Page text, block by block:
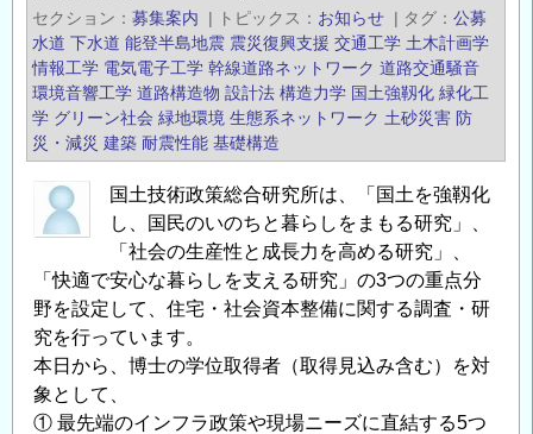
セクション
募集案内 | トピックス お知らせ | タグ
公募
水道 下水道 能登半島地震 震災復興支援 交通工学 土木計画学
情報工学 電気電子工学 幹線道路ネットワーク 道路交通騒音
環境音響工学 道路構造物 設計法 構造力学 国土強靱化 緑化工
学 グリーン社会 緑地環境 生態系ネットワーク 土砂災害 防
災・減災 建築 耐震性能 基礎構造
国土技術政策総合研究所は、「国土を強靱化
し、国民のいのちと暮らしをまもる研究」、
「社会の生産性と成長力を高める研究」、
「快適で安心な暮らしを支える研究」の3つの重点分
野を設定して、住宅・社会資本整備に関する調査・研
究を行っています。
本日から、博士の学位取得者（取得見込み含む）を対
象として、
① 最先端のインフラ政策や現場ニーズに直結する5つ